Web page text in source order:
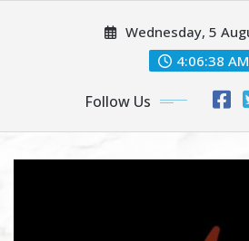
Wednesday, 5
4:06:40 AM
Follow Us